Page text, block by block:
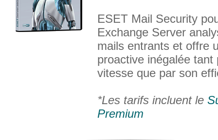
ESET Mail Security
Exchange Server
mails entrants et offre
proactive inégalée tant
vitesse que par son
*Les tarifs incluent le
Premium